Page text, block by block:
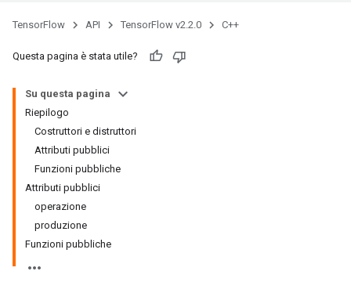
TensorFlow API TensorFlow v2.2.0 C++
Questa pagina è stata utile?
Su questa pagina
Riepilogo
Costruttori e distruttori
Attributi pubblici
Funzioni pubbliche
Attributi pubblici
operazione
produzione
Funzioni pubbliche